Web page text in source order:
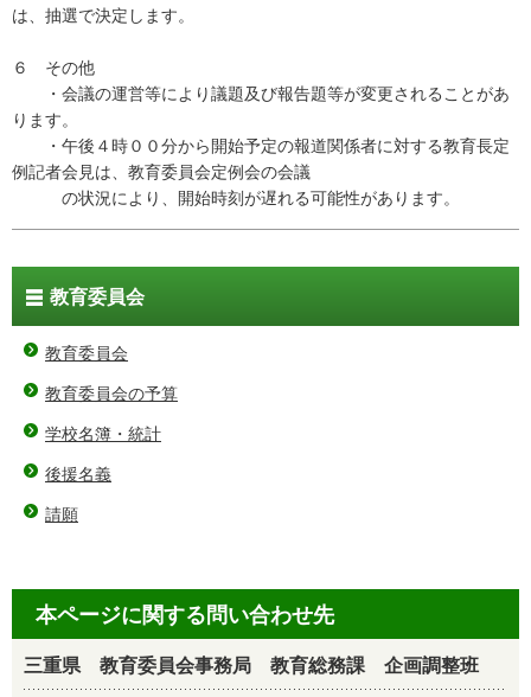
は、抽選で決定します。
６ その他
・会議の運営等により議題及び報告題等が変更されることがあ
ります。
・午後４時００分から開始予定の報道関係者に対する教育長定
例記者会見は、教育委員会定例会の会議
の状況により、開始時刻が遅れる可能性があります。
教育委員会
教育委員会
教育委員会の予算
学校名簿・統計
後援名義
請願
本ページに関する問い合わせ先
三重県 教育委員会事務局 教育総務課 企画調整班